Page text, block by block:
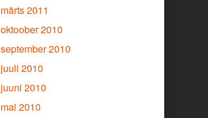
märts 2011
oktoober 2010
september 2010
juuli 2010
juuni 2010
mai 2010